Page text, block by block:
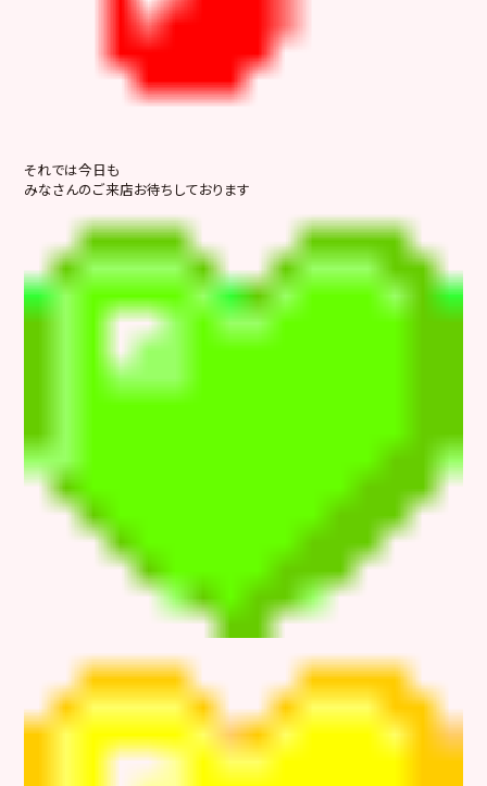
それでは今日も
みなさんのご来店お待ちしております